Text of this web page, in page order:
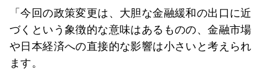
「今回の政策変更は、大胆な金融緩和の出口に近
づくという象徴的な意味はあるものの、金融市場
や日本経済への直接的な影響は小さいと考えられ
ます。